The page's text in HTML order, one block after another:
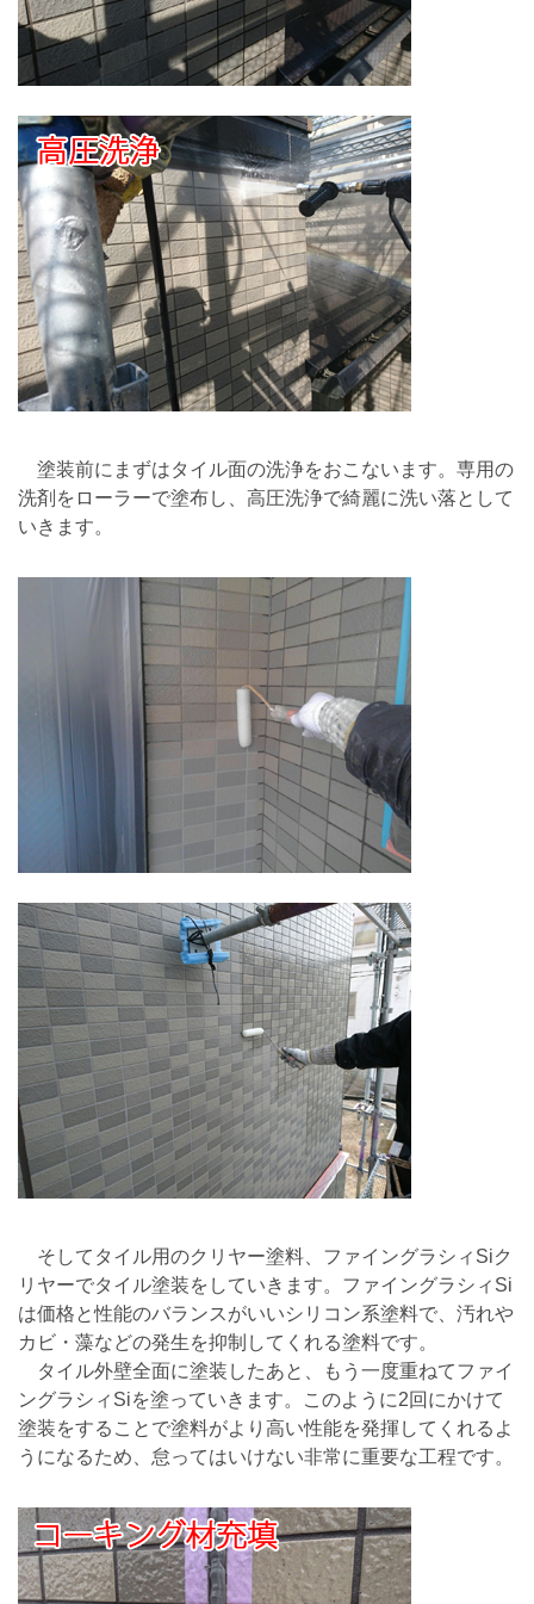
塗装前にまずはタイル面の洗浄をおこないます。専用の
洗剤をローラーで塗布し、高圧洗浄で綺麗に洗い落として
いきます。
そしてタイル用のクリヤー塗料、ファイングラシィSiク
リヤーでタイル塗装をしていきます。ファイングラシィSi
は価格と性能のバランスがいいシリコン系塗料で、汚れや
カビ・藻などの発生を抑制してくれる塗料です。
タイル外壁全面に塗装したあと、もう一度重ねてファイ
ングラシィSiを塗っていきます。このように2回にかけて
塗装をすることで塗料がより高い性能を発揮してくれるよ
うになるため、怠ってはいけない非常に重要な工程です。